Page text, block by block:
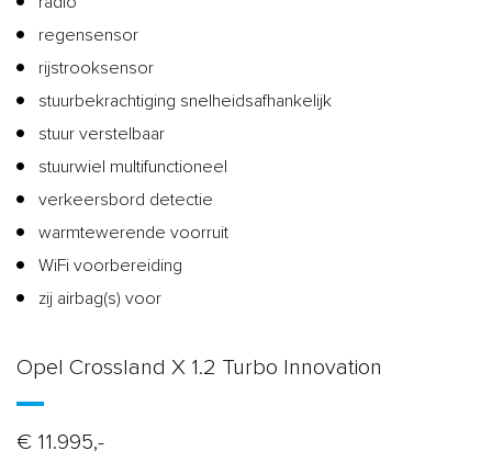
regensensor
rijstrooksensor
stuurbekrachtiging snelheidsafhankelijk
stuur verstelbaar
stuurwiel multifunctioneel
verkeersbord detectie
warmtewerende voorruit
WiFi voorbereiding
zij airbag(s) voor
Opel Crossland X 1.2 Turbo Innovation
€ 11.995,-